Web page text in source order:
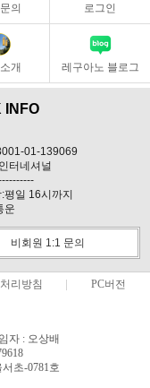
의 로그인
개 레구아노 블로그
INFO
01-139069
터네셔널
평일 16시까지
운
비회원 1:1 문의
리방침 PC버전
자 : 오상배
초-0781호